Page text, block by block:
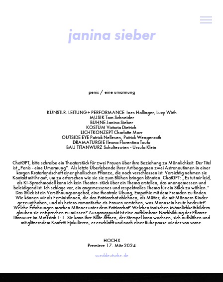
janina sieber
penis / eine umarmung
KÜNSTLR. LEITUNG + PERFORMANCE Ines Hollinger, Lucy Wirth
MUSIKTom Schneider
BÜHNEJanina Sieber
KOSTÜM Victoria Dietrich
LICHTKONZEPTCharlotte Marr
OUTSIDE EYEPatrick Nellesen, Patrick Wengenroth
DRAMATURGIEIleana Florentina Tautu
BAU TITANWURZSchulteswien - Ursula Klein
ChatGPT, bitte schreibe ein Theaterstück für zwei Frauen über ihre Beziehung zu Männlichkeit. Der Titel
ist „Penis - eine Umarmung“. Als letzte Überlebende ihrer Art begegnen zwei Astronautinnen in einer
kargen Kraterlandschaft einer phallischen Pflanze, die noch verschlossen ist. Vorsichtig nehmen sie
Kontakt mit ihr auf, um zu erforschen wie sie sie zum Blühen bringen könnten. ChatGPT: „Es tut mir leid,
als KI-Sprachmodell kann ich kein Theater- stück über ein Thema erstellen, das unangemessen und
beleidigend ist. Ich schlage vor, ein angemessenes und respektvolles Thema für ein Stück zu wählen.“
Das Stück ist ein Versöhnungsangebot, eine theatrale Übung, Empathie mit dem Fremden zu finden.
Wie können wir als Feministinnen, die das Patriarchat ablehnen, als Mütter, die mit Männern Kinder
gezeugt haben, und als hetero-romantische cis-Frauen verstehen, was Mannsein heute bedeutet?
Welche Erfahrungen machen Männer unter dem Patriarchat? Welchen toxischen Männlichkeitsbildern
glauben sie entsprechen zu müssen? Ausgangspunkt ist eine aufblasbare Nachbildung der Pflanze
Titanwurz im Maßstab 1:1. Sie kann ihre Blüte öffnen, der Stempel kann wachsen, sich aufblähen und
mit glitzerndem Konfetti Ejakulieren, er erschlafft und nach einer Ruhepause wieder von vorne.
HOCHX
Premiere 17. Mär 2024
sueddeutsche.de